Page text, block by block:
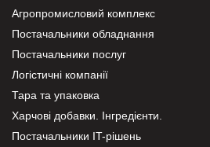
Агропромисловий комплекс
Постачальники обладнання
Постачальники послуг
Логістичні компанії
Тара та упаковка
Харчові добавки. Інгредієнти.
Постачальники IT-рішень